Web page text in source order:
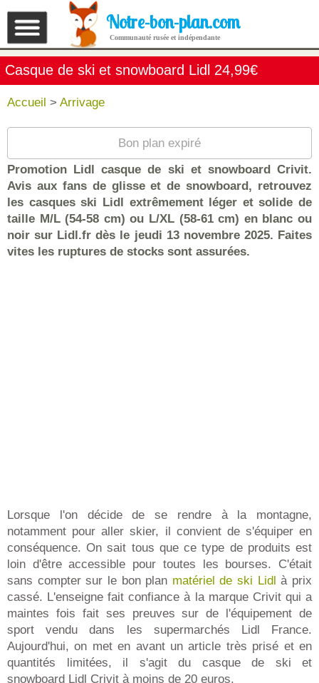
Notre-bon-plan.com
Communauté rusée et indépendante
Casque de ski et snowboard Lidl 24,99€
Accueil > Arrivage
Bon plan expiré
Promotion Lidl casque de ski et snowboard Crivit.
Avis aux fans de glisse et de snowboard, retrouvez
les casques ski Lidl extrêmement léger et solide de
taille M/L (54-58 cm) ou L/XL (58-61 cm) en blanc ou
noir sur Lidl.fr dès le jeudi 13 novembre 2025. Faites
vites les ruptures de stocks sont assurées.
Lorsque l'on décide de se rendre à la montagne,
notamment pour aller skier, il convient de s'équiper en
conséquence. On sait tous que ce type de produits est
loin d'être accessible pour toutes les bourses. C'était
sans compter sur le bon plan matériel de ski Lidl à prix
cassé. L'enseigne fait confiance à la marque Crivit qui a
maintes fois fait ses preuves sur de l'équipement de
sport vendu dans les supermarchés Lidl France.
Aujourd'hui, on met en avant un article très prisé et en
quantités limitées, il s'agit du casque de ski et
snowboard Lidl Crivit à moins de 20 euros.